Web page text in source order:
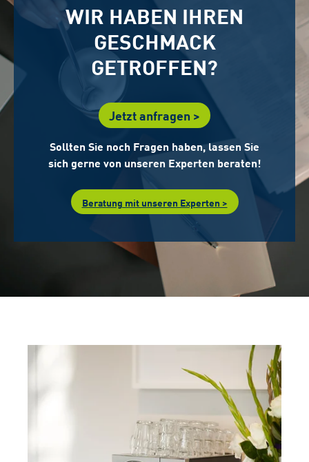
WIR HABEN IHREN
GESCHMACK
GETROFFEN?
Jetzt anfragen >
Sollten Sie noch Fragen haben, lassen Sie
sich gerne von unseren Experten beraten!
Beratung mit unseren Experten >